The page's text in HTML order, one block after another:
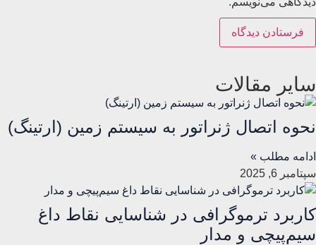
سایر مقالات
نحوه اتصال ژنراتور به سیستم زمین (ارتینگ)
ادامه مطلب »
سپتامبر 6, 2025
کاربرد ترموگرافی در شناسایی نقاط داغ
سیم‌پیچی و مدار